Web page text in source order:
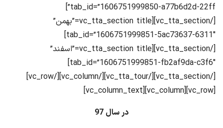
tab_id=”1606751999850-a77b6d2d-22ff”]
[/vc_tta_section][vc_tta_section title=”بهمن”
tab_id=”1606751999851-5ac73637-6311″]
[/vc_tta_section][vc_tta_section title=”اسفند”
tab_id=”1606751999851-fb2af9da-c3f6″]
[/vc_tta_section][/vc_tta_tour][/vc_column][/vc_row]
[vc_row][vc_column][vc_column_text]
در سال 97